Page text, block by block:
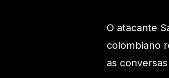
O atacante
colombiano
as